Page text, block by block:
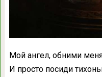
Мой ангел, обними
И просто посиди